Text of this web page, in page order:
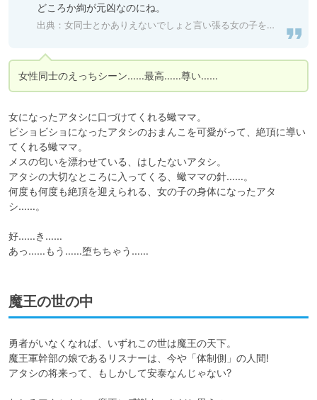
どころか絢が元凶なのにね。
出典： 女同士とかありえないでしょと言い張る女の子を、百日間で徹底的に落とす百合のお話２ (み... - Kindle
女性同士のえっちシーン……最高……尊い……
女になったアタシに口づけてくれる蠍ママ。
ビショビショになったアタシのおまんこを可愛がって、絶頂に導い
てくれる蠍ママ。
メスの匂いを漂わせている、はしたないアタシ。
アタシの大切なところに入ってくる、蠍ママの針……。
何度も何度も絶頂を迎えられる、女の子の身体になったアタ
シ……。
好……き……
あっ……もう……堕ちちゃう……
魔王の世の中
勇者がいなくなれば、いずれこの世は魔王の天下。
魔王軍幹部の娘であるリスナーは、今や「体制側」の人間!
アタシの将来って、もしかして安泰なんじゃない?